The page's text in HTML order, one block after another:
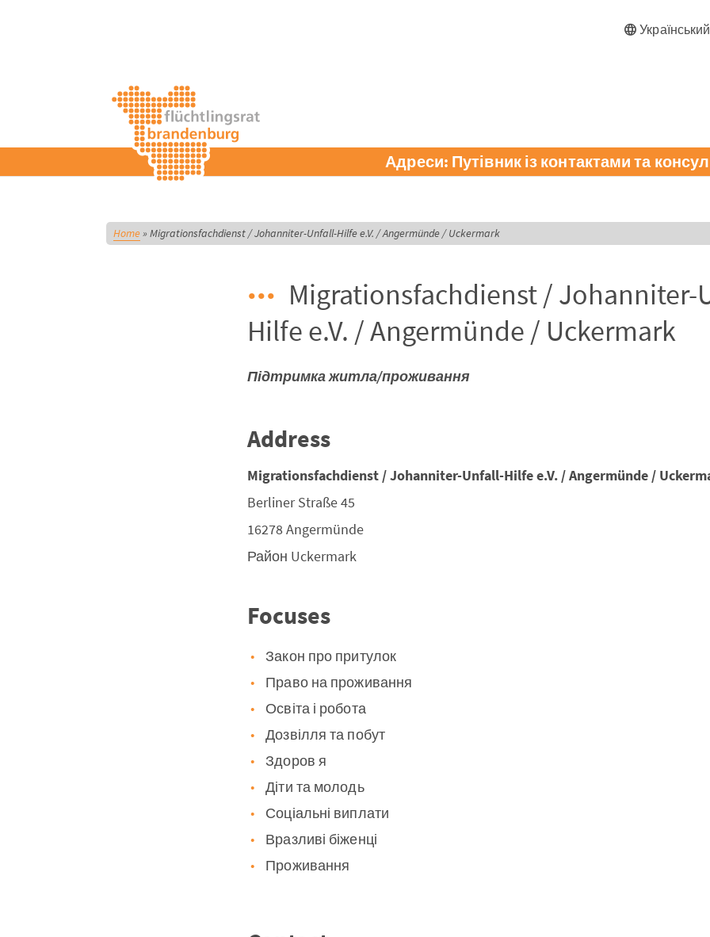
Український
Адреси: Путівник із контактами та
Home»Migrationsfachdienst / Johanniter-Unfall-Hilfe e.V. / Angermünde / Uckermark
Migrationsfachdienst / Johanniter-
Hilfe e.V. / Angermünde / Uckermark
Підтримка житла/проживання
Address
Migrationsfachdienst / Johanniter-Unfall-Hilfe e.V. / Angermünde /
Berliner Straße 45
16278Angermünde
Район Uckermark
Focuses
Закон про притулок
Право на проживання
Освіта і робота
Дозвілля та побут
Здоров я
Діти та молодь
Соціальні виплати
Вразливі біженці
Проживання